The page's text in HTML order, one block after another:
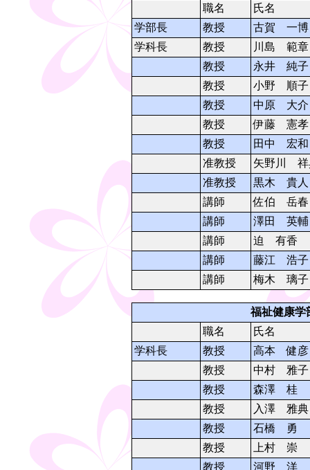
職名
氏名
学部長
教授
古賀 一博
学科長
教授
川島 範章
教授
永井 純子
教授
小野 順子
教授
中原 大介
教授
伊藤 憲孝
教授
田中 宏和
准教授
矢野川 祥
准教授
黒木 貴人
講師
佐伯 岳春
講師
澤田 英輔
講師
迫 有香
講師
藤江 浩子
講師
梅木 璃子
福祉健康学
職名
氏名
学科長
教授
高本 健彦
教授
中村 雅子
教授
森澤 桂
教授
入澤 雅典
教授
石橋 勇
教授
上村 崇
教授
河野 洋